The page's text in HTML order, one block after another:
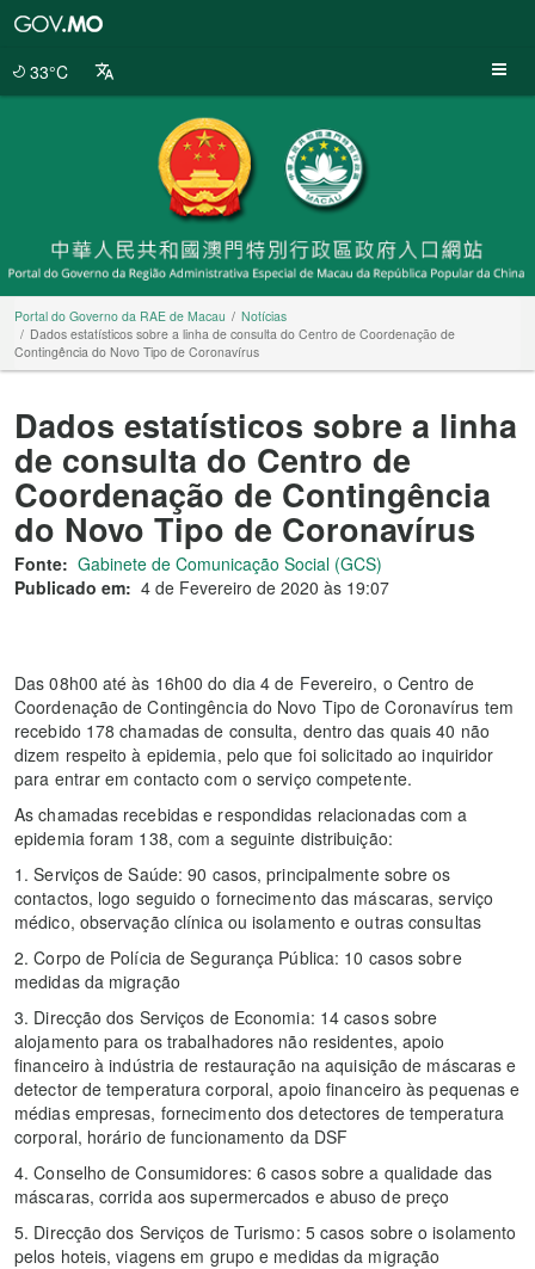
33°C
Portal do Governo da RAE de Macau
Notícias
Dados estatísticos sobre a linha de consulta do Centro de Coordenação de
Contingência do Novo Tipo de Coronavírus
Dados estatísticos sobre a linha
de consulta do Centro de
Coordenação de Contingência
do Novo Tipo de Coronavírus
Fonte: Gabinete de Comunicação Social (GCS)
Publicado em: 4 de Fevereiro de 2020 às 19:07
Das 08h00 até às 16h00 do dia 4 de Fevereiro, o Centro de
Coordenação de Contingência do Novo Tipo de Coronavírus tem
recebido 178 chamadas de consulta, dentro das quais 40 não
dizem respeito à epidemia, pelo que foi solicitado ao inquiridor
para entrar em contacto com o serviço competente.
As chamadas recebidas e respondidas relacionadas com a
epidemia foram 138, com a seguinte distribuição:
1. Serviços de Saúde: 90 casos, principalmente sobre os
contactos, logo seguido o fornecimento das máscaras, serviço
médico, observação clínica ou isolamento e outras consultas
2. Corpo de Polícia de Segurança Pública: 10 casos sobre
medidas da migração
3. Direcção dos Serviços de Economia: 14 casos sobre
alojamento para os trabalhadores não residentes, apoio
financeiro à indústria de restauração na aquisição de máscaras e
detector de temperatura corporal, apoio financeiro às pequenas e
médias empresas, fornecimento dos detectores de temperatura
corporal, horário de funcionamento da DSF
4. Conselho de Consumidores: 6 casos sobre a qualidade das
máscaras, corrida aos supermercados e abuso de preço
5. Direcção dos Serviços de Turismo: 5 casos sobre o isolamento
pelos hoteis, viagens em grupo e medidas da migração